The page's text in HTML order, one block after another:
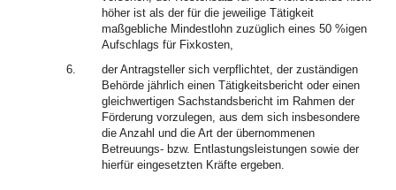
höher ist als der für die jeweilige Tätigkeit
maßgebliche Mindestlohn zuzüglich eines 50 %igen
Aufschlags für Fixkosten,
6.
der Antragsteller sich verpflichtet, der zuständigen
Behörde jährlich einen Tätigkeitsbericht oder einen
gleichwertigen Sachstandsbericht im Rahmen der
Förderung vorzulegen, aus dem sich insbesondere
die Anzahl und die Art der übernommenen
Betreuungs- bzw. Entlastungsleistungen sowie der
hierfür eingesetzten Kräfte ergeben.